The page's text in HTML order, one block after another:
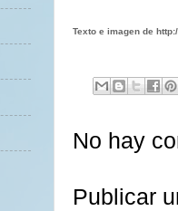
Texto e imagen de
No hay
Publicar